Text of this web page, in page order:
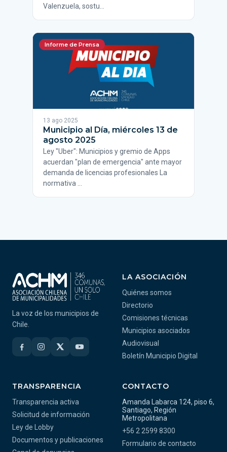
Valenzuela, sostu…
Informe de Prensa
13 ago 2025
Municipio al Día, miércoles 13 de
agosto 2025
Ley "Uber": Municipios y gremio de Apps
acuerdan "plan de emergencia" ante mayor
demanda de licencias profesionales La
normativa …
La voz de los municipios de
Chile.
LA ASOCIACIÓN
Quiénes somos
Directorio
Comisiones técnicas
Municipios asociados
Audiovisual
Boletín Municipio Digital
TRANSPARENCIA
Transparencia activa
Solicitud de información
Ley de Lobby
Documentos y publicaciones
CONTACTO
Amanda Labarca 124, piso 6,
Santiago, Región
Metropolitana
+56 2 2599 8300
Formulario de contacto